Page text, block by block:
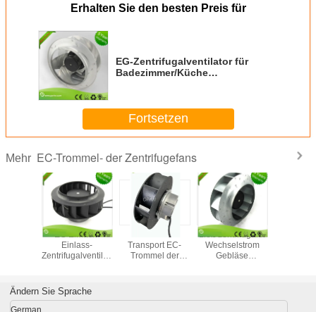
Erhalten Sie den besten Preis für
EG-Zentrifugalventilator für
Badezimmer/Küche
Fortsetzen
Mehr EC-Trommel- der Zentrifugefans
zentrifugales
EG Einfach-
Einlass-
Zentrifugalventilator
225 mm
Triebwerk
Lärmarme
Transport EC-
Trommel der
Ließ zentrifugaler
Wechselstrom
Gebläse
Ändern Sie Sprache
German